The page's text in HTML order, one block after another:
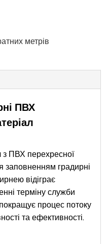
метрів
ПВХ
ПВХ перехресної
заповненням градирні
відіграє
терміну служби
процес потоку
та ефективності.